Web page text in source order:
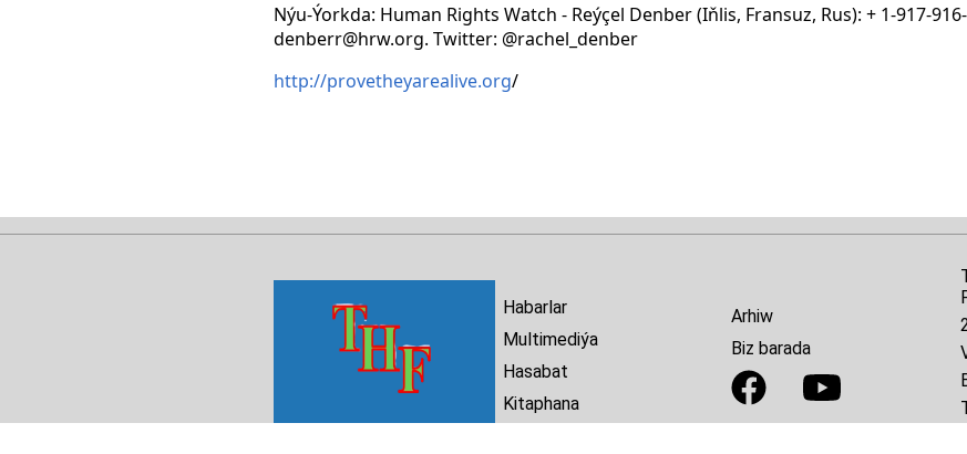
Nýu-Ýorkda: Human Rights Watch - Reýçel Denber (Iňlis, Fransuz, Rus): + 1-917-
denberr@hrw.org. Twitter: @rachel_denber
http://provetheyarealive.org/
Habarlar
Multimediýa
Hasabat
Kitaphana
Arhiw
Biz barada